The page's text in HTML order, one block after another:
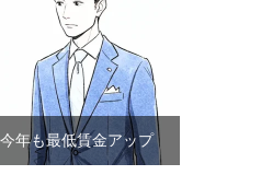
年も最低賃金アップ